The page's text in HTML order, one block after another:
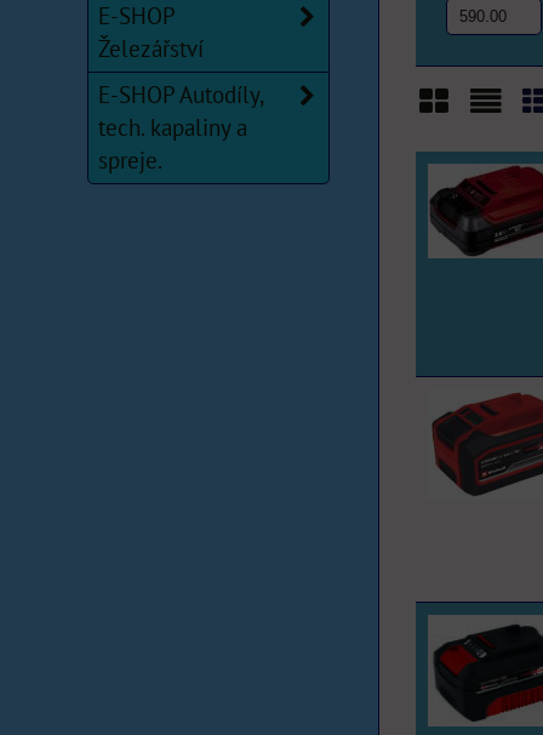
Mřížka
E-SHOP
Železářství
E-SHOP Autodíly,
tech. kapaliny a
spreje.